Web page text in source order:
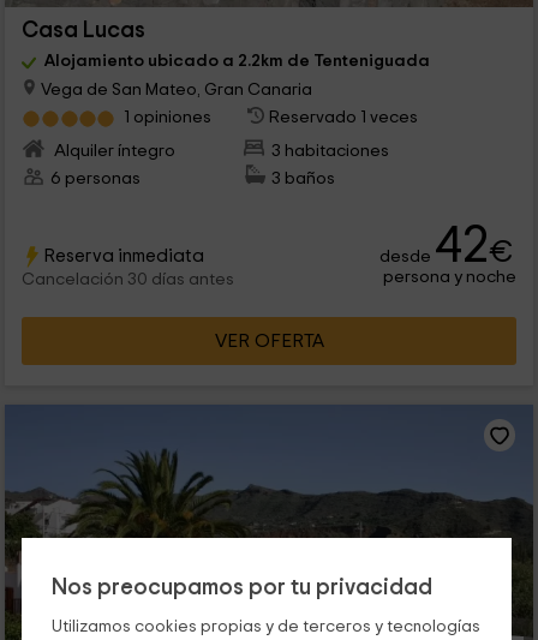
Nos preocupamos por tu privacidad
Utilizamos cookies propias y de terceros y tecnologías
Casa Lucas
Alojamiento ubicado a 2.2km de Tenteniguada
Vega de San Mateo, Gran Canaria
1 opiniones
Reservado 1 veces
Alquiler íntegro
3 habitaciones
6 personas
3 baños
Reserva inmediata
Cancelación 30 días antes
desde 42€
persona y noche
VER OFERTA